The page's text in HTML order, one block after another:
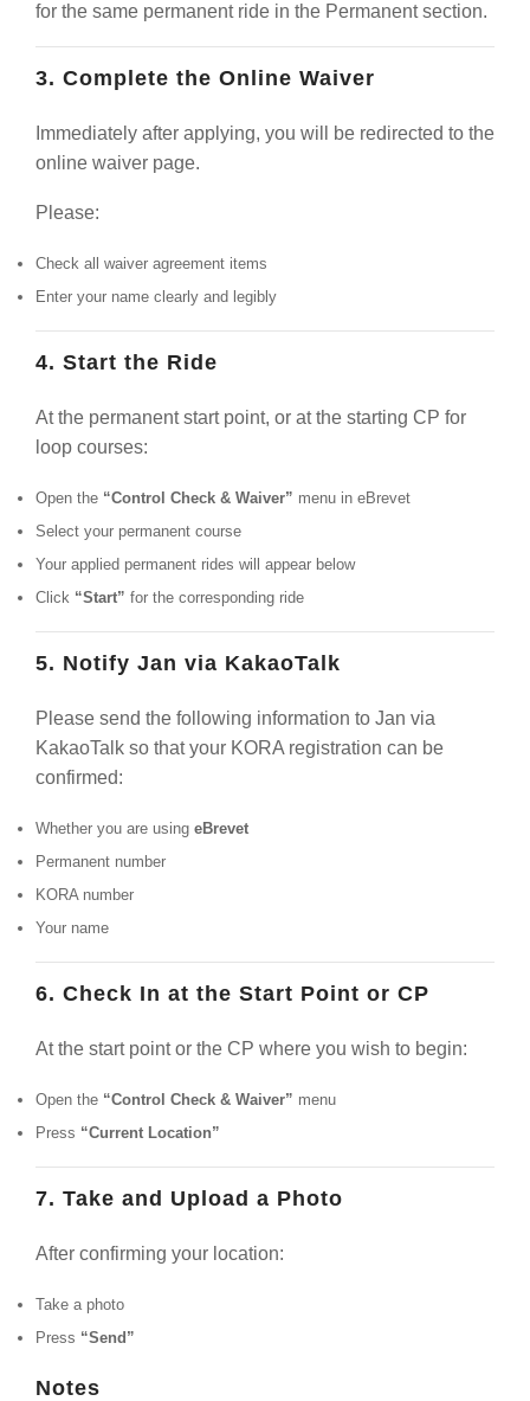
for the same permanent ride in the Permanent section.
3. Complete the Online Waiver
Immediately after applying, you will be redirected to the
online waiver page.
Please:
Check all waiver agreement items
Enter your name clearly and legibly
4. Start the Ride
At the permanent start point, or at the starting CP for
loop courses:
Open the “Control Check & Waiver” menu in eBrevet
Select your permanent course
Your applied permanent rides will appear below
Click “Start” for the corresponding ride
5. Notify Jan via KakaoTalk
Please send the following information to Jan via
KakaoTalk so that your KORA registration can be
confirmed:
Whether you are using eBrevet
Permanent number
KORA number
Your name
6. Check In at the Start Point or CP
At the start point or the CP where you wish to begin:
Open the “Control Check & Waiver” menu
Press “Current Location”
7. Take and Upload a Photo
After confirming your location:
Take a photo
Press “Send”
Notes